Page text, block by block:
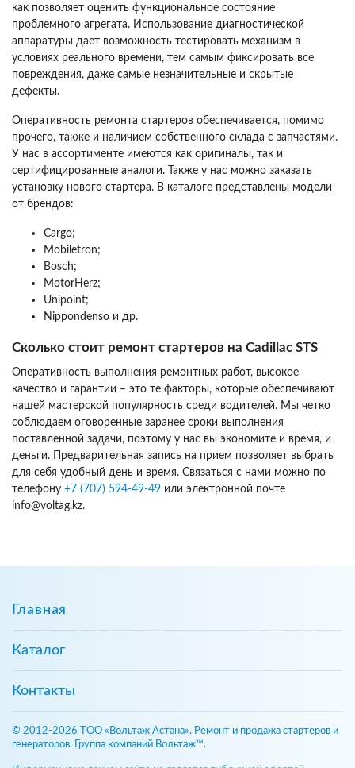
как позволяет оценить функциональное состояние
проблемного агрегата. Использование диагностической
аппаратуры дает возможность тестировать механизм в
условиях реального времени, тем самым фиксировать все
повреждения, даже самые незначительные и скрытые
дефекты.
Оперативность ремонта стартеров обеспечивается, помимо
прочего, также и наличием собственного склада с запчастями.
У нас в ассортименте имеются как оригиналы, так и
сертифицированные аналоги. Также у нас можно заказать
установку нового стартера. В каталоге представлены модели
от брендов:
Cargo;
Mobiletron;
Bosch;
MotorHerz;
Unipoint;
Nippondenso и др.
Сколько стоит ремонт стартеров на Cadillac STS
Оперативность выполнения ремонтных работ, высокое
качество и гарантии – это те факторы, которые обеспечивают
нашей мастерской популярность среди водителей. Мы четко
соблюдаем оговоренные заранее сроки выполнения
поставленной задачи, поэтому у нас вы экономите и время, и
деньги. Предварительная запись на прием позволяет выбрать
для себя удобный день и время. Связаться с нами можно по
телефону +7 (707) 594-49-49 или электронной почте
info@voltag.kz.
Главная
Каталог
Контакты
© 2012-2026 ТОО «Вольтаж Астана». Ремонт и продажа стартеров и
генераторов. Группа компаний Вольтаж™.